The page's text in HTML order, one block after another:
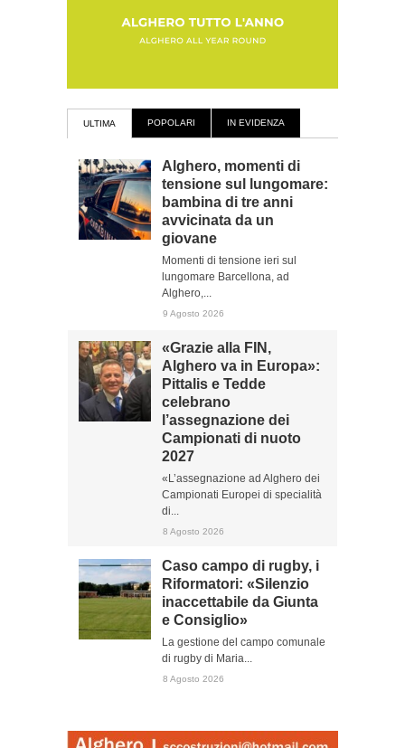
ULTIMA POPOLARI IN EVIDENZA
Alghero, momenti di
tensione sul lungomare:
bambina di tre anni
avvicinata da un
giovane
Momenti di tensione ieri sul
lungomare Barcellona, ad
Alghero,...
9 Agosto 2026
«Grazie alla FIN,
Alghero va in Europa»:
Pittalis e Tedde
celebrano
l’assegnazione dei
Campionati di nuoto
2027
«L’assegnazione ad Alghero dei
Campionati Europei di specialità
di...
8 Agosto 2026
Caso campo di rugby, i
Riformatori: «Silenzio
inaccettabile da Giunta
e Consiglio»
La gestione del campo comunale
di rugby di Maria...
8 Agosto 2026